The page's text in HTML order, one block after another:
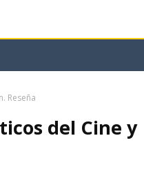
Reseña
del Cine y